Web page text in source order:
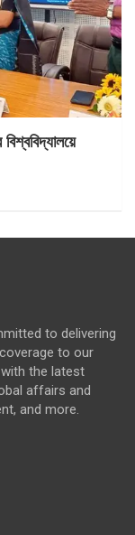
to delivering
to our
the latest
affairs and
and more.